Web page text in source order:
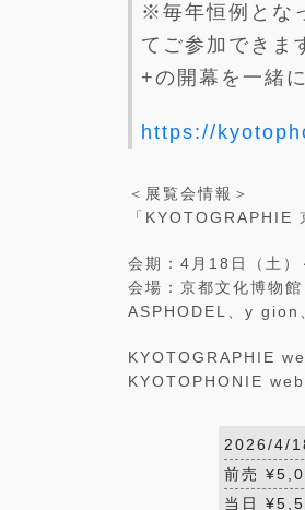
※毎年恒例とな
てご参加できま
+の開幕を一緒
https://
＜展覧会情報＞
「KYOTOGRAPHIE
会期：4月18日（土）
会場：京都文化博物
ASPHODEL、y gion
KYOTOGRAPHIE
KYOTOPHONIE
2026/4/
前売
当日